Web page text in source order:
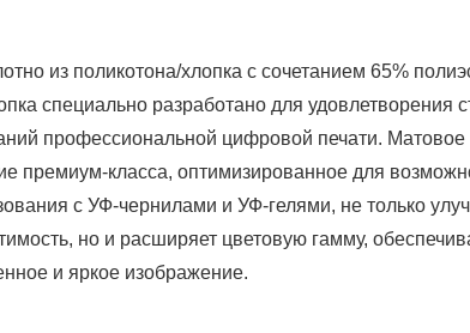
из поликотона/хлопка с сочетанием 65%
специально разработано для удовлетворения
профессиональной цифровой печати. Матовое
премиум-класса, оптимизированное для
с УФ-чернилами и УФ-гелями, не только
но и расширяет цветовую гамму,
и яркое изображение.